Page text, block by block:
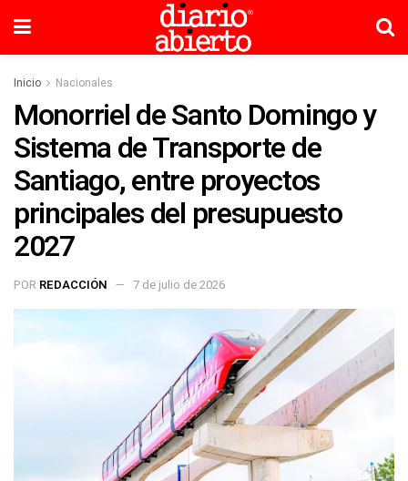
Inicio Nacionales
Monorriel de Santo Domingo y
Sistema de Transporte de
Santiago, entre proyectos
principales del presupuesto
2027
POR REDACCIÓN 7 de julio de 2026